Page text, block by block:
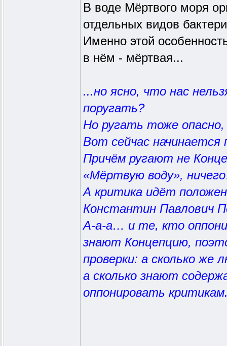
В воде Мёртвого моря
отдельных видов
Именно этой
в нём - мёртвая...
...но ясно, что нас
поругать?
Но ругать тоже
Вот сейчас начинается
Причём ругают не
«Мёртвую воду»,
А критика идёт
Константин Павлович
А-а-а… и те, кто
знают Концепцию,
проверки: а сколько
а сколько знают
оппонировать